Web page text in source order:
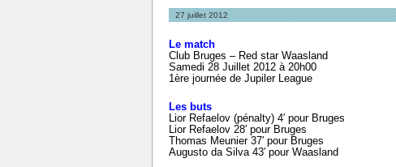
27 juillet 2012
Le match
Club Bruges – Red star Waasland
Samedi 28 Juillet 2012 à 20h00
1ère journée de Jupiler League
Les buts
Lior Refaelov (pénalty) 4′ pour Bruges
Lior Refaelov 28′ pour Bruges
Thomas Meunier 37′ pour Bruges
Augusto da Silva 43′ pour Waasland